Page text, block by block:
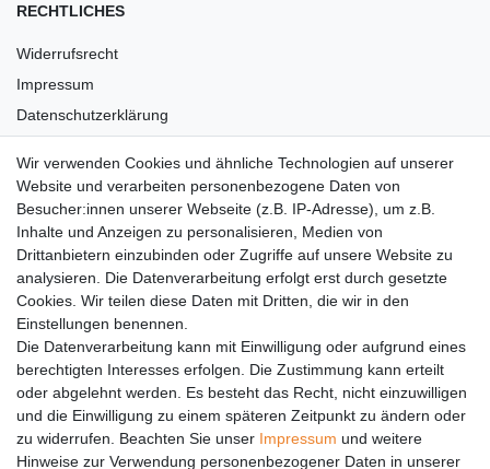
RECHTLICHES
Widerrufsrecht
Impressum
Datenschutzerklärung
Barrierefreiheit
Anleitungen
Vertrag widerrufen
PARTNER
DHL
GLS
PaketPLUS
Wir verwenden Cookies und ähnliche Technologien auf unserer
Website und verarbeiten personenbezogene Daten von
Besucher:innen unserer Webseite (z.B. IP-Adresse), um z.B.
Inhalte und Anzeigen zu personalisieren, Medien von
Drittanbietern einzubinden oder Zugriffe auf unsere Website zu
analysieren. Die Datenverarbeitung erfolgt erst durch gesetzte
Cookies. Wir teilen diese Daten mit Dritten, die wir in den
Einstellungen benennen.
Die Datenverarbeitung kann mit Einwilligung oder aufgrund eines
berechtigten Interesses erfolgen. Die Zustimmung kann erteilt
oder abgelehnt werden. Es besteht das Recht, nicht einzuwilligen
und die Einwilligung zu einem späteren Zeitpunkt zu ändern oder
zu widerrufen. Beachten Sie unser Impressum und weitere
Hinweise zur Verwendung personenbezogener Daten in unserer